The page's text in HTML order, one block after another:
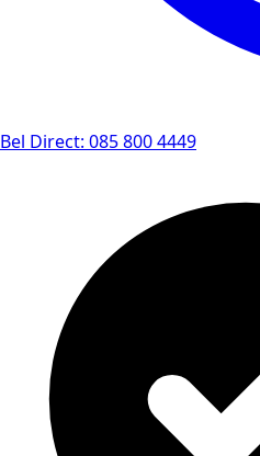
Bel Direct: 085 800 4449